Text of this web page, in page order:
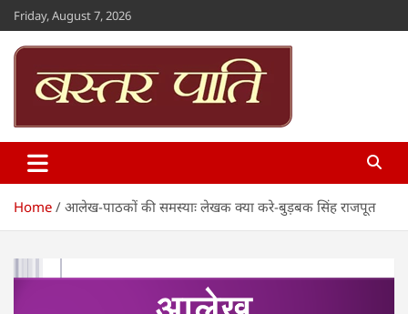
Skip
to
content
Friday, August 7, 2026
Bastar Paati
Home आलेख-पाठकों की समस्याः लेखक क्या करे-बुड़बक सिंह राजपूत